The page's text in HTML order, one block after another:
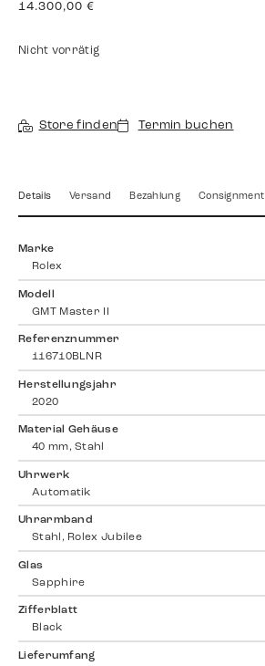
14.300,00 €
Nicht vorrätig
Store finden Termin buchen
Details Versand Bezahlung Consignment
Marke
Rolex
Modell
GMT Master II
Referenznummer
116710BLNR
Herstellungsjahr
2020
Material Gehäuse
40 mm, Stahl
Uhrwerk
Automatik
Uhrarmband
Stahl, Rolex Jubilee
Glas
Sapphire
Zifferblatt
Black
Lieferumfang